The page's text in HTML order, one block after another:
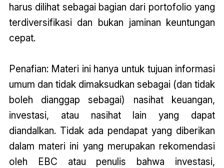
harus dilihat sebagai bagian dari portofolio yang
terdiversifikasi dan bukan jaminan keuntungan
cepat.
Penafian: Materi ini hanya untuk tujuan informasi
umum dan tidak dimaksudkan sebagai (dan tidak
boleh dianggap sebagai) nasihat keuangan,
investasi, atau nasihat lain yang dapat
diandalkan. Tidak ada pendapat yang diberikan
dalam materi ini yang merupakan rekomendasi
oleh EBC atau penulis bahwa investasi,